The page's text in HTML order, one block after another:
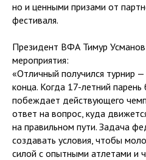
но и ценными призами от
фестиваля.
Президент ВФА Тимур
мероприятия:
«Отличный получился турнир
конца. Когда 17-летний
побеждает действующего
ответ на вопрос, куда
на правильном пути. Задача
создавать условия, чтобы
силой с опытными атлетами и